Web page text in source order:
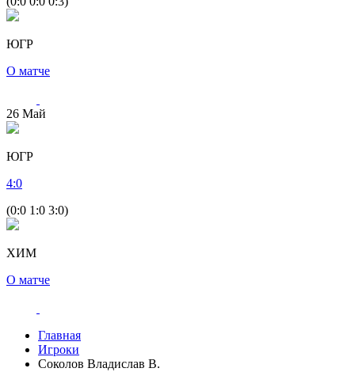
ЮГР
О матче
26 Май
ЮГР
4:0
(0:0 1:0 3:0)
ХИМ
О матче
Главная
Игроки
Соколов Владислав В.